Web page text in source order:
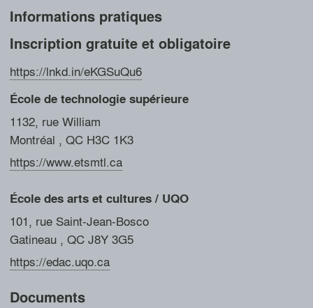
Toutes les images (18)
Informations pratiques
Inscription gratuite et obligatoire
https://lnkd.in/eKGSuQu6
École de technologie supérieure
1132, rue William
Montréal , QC H3C 1K3
https://www.etsmtl.ca
École des arts et cultures / UQO
101, rue Saint-Jean-Bosco
Gatineau , QCJ8Y 3G5
https://edac.uqo.ca
Documents